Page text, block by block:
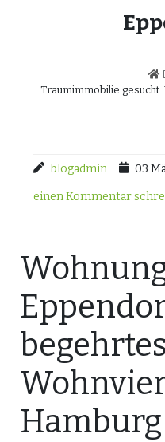
Traumimmobilie
blogadmin 03
einen Kommentar
begehrtes
Hamburg